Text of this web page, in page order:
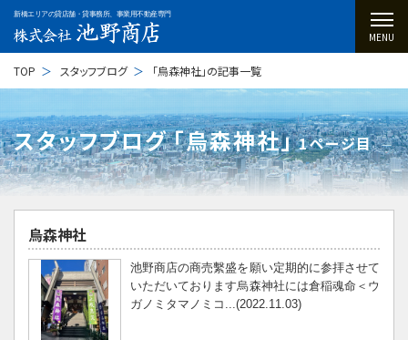
新橋エリアの貸店舗・貸事務所、事業用不動産専門
MENU
TOP スタッフブログ 「烏森神社」の記事一覧
スタッフブログ ｢烏森神社｣1ページ目
烏森神社
池野商店の商売繫盛を願い定期的に参拝させて
いただいております烏森神社には倉稲魂命＜ウ
ガノミタマノミコ...(2022.11.03)